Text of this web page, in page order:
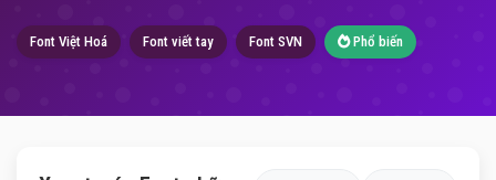
Font Việt Hoá Font viết tay Font SVN Phổ biến